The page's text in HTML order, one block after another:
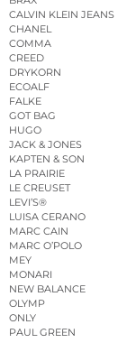
CALVIN KLEIN JEANS
CHANEL
COMMA
CREED
DRYKORN
ECOALF
FALKE
GOT BAG
HUGO
JACK & JONES
KAPTEN & SON
LA PRAIRIE
LE CREUSET
LEVI’S®
LUISA CERANO
MARC CAIN
MARC O’POLO
MEY
MONARI
NEW BALANCE
OLYMP
ONLY
PAUL GREEN